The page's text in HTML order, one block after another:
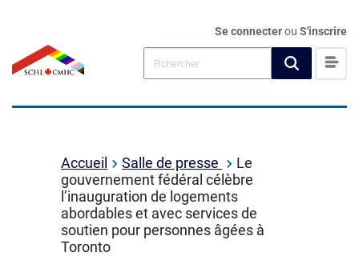
Se connecterou S'inscrire
Accueil Salle de presse
Le
gouvernement fédéral célèbre
l’inauguration de logements
abordables et avec services de
soutien pour personnes âgées à
Toronto